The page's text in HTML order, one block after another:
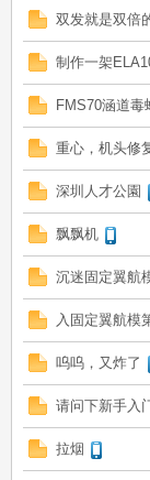
双发就是双倍
制作一架
FMS70涵道毒
重心，机头修
深圳人才公園
飘飘机
沉迷固定翼航
入固定翼航模
呜呜，又炸了
请问下新手入
拉烟